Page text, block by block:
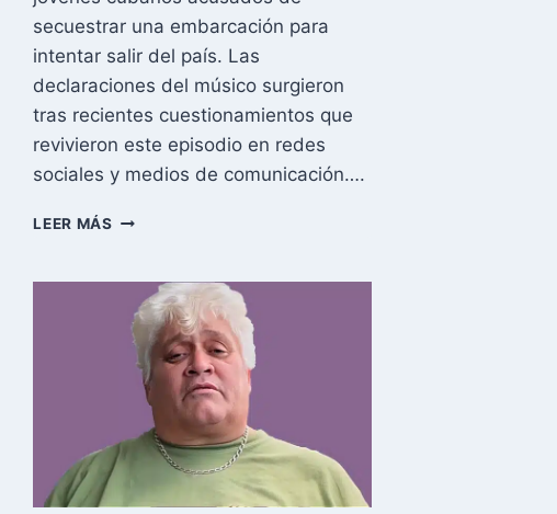
secuestrar una embarcación para
intentar salir del país. Las
declaraciones del músico surgieron
tras recientes cuestionamientos que
revivieron este episodio en redes
sociales y medios de comunicación….
LEER MÁS CHUCHO
EL
SILENCIO:
NUNCA
FIRMÉ
CARTA
APOYABA
FUSILAMIENTOS